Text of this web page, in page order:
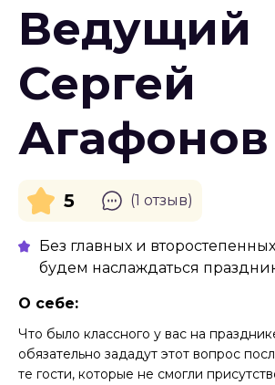
Ведущий
Сергей
Агафонов
5 (1 отзыв)
Без главных и
будем наслаждаться
О себе:
Что было классного у вас на
обязательно зададут этот вопрос
те гости, которые не смогли